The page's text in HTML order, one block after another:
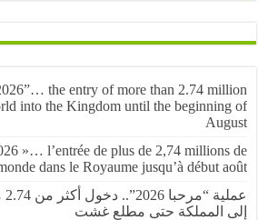
2026”… the entry of more than 2.74
world into the Kingdom until the
2026 »… l’entrée de plus de 2,74
du monde dans le Royaume jusqu’à début
عملية “مرحبا
المملكة حتى مطلع غشت